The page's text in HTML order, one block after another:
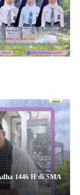
1446 H di SMA